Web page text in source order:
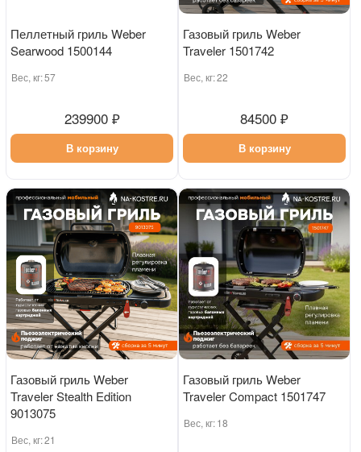
Пеллетный гриль Weber
Searwood 1500144
Вес, кг:57
239900 ₽
В корзину
Газовый гриль Weber
Traveler 1501742
Вес, кг:22
84500 ₽
В корзину
Газовый гриль Weber
Traveler Stealth Edition
9013075
Вес, кг:21
Газовый гриль Weber
Traveler Compact 1501747
Вес, кг:18